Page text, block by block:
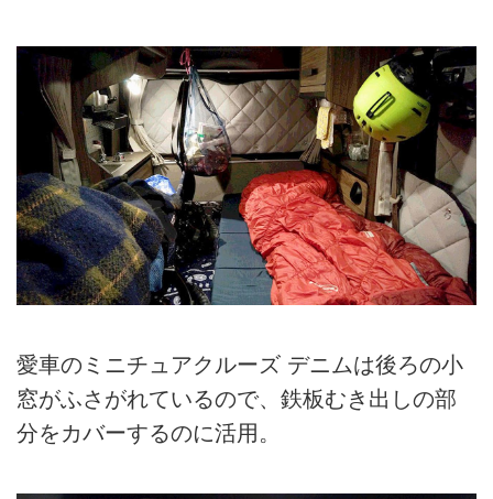
愛車のミニチュアクルーズ デニムは後ろの小
窓がふさがれているので、鉄板むき出しの部
分をカバーするのに活用。